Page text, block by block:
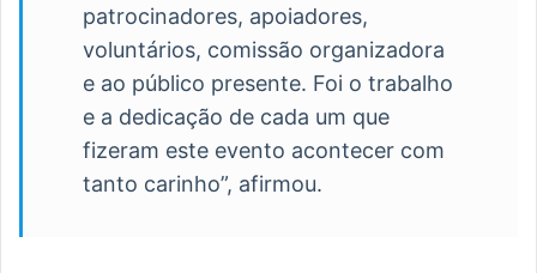
patrocinadores, apoiadores,
voluntários, comissão organizadora
e ao público presente. Foi o trabalho
e a dedicação de cada um que
fizeram este evento acontecer com
tanto carinho”, afirmou.